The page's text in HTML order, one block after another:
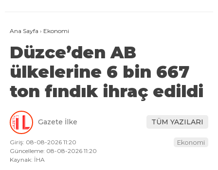
Ana Sayfa › Ekonomi
Düzce’den AB
ülkelerine 6 bin 667
ton fındık ihraç edildi
Gazete İlke TÜM YAZILARI
Giriş: 08-08-2026 11:20
Güncelleme: 08-08-2026 11:20
Kaynak: İHA
Ekonomi